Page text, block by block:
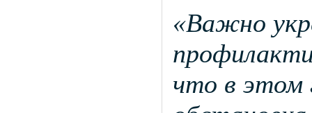
«Важно
что в этом